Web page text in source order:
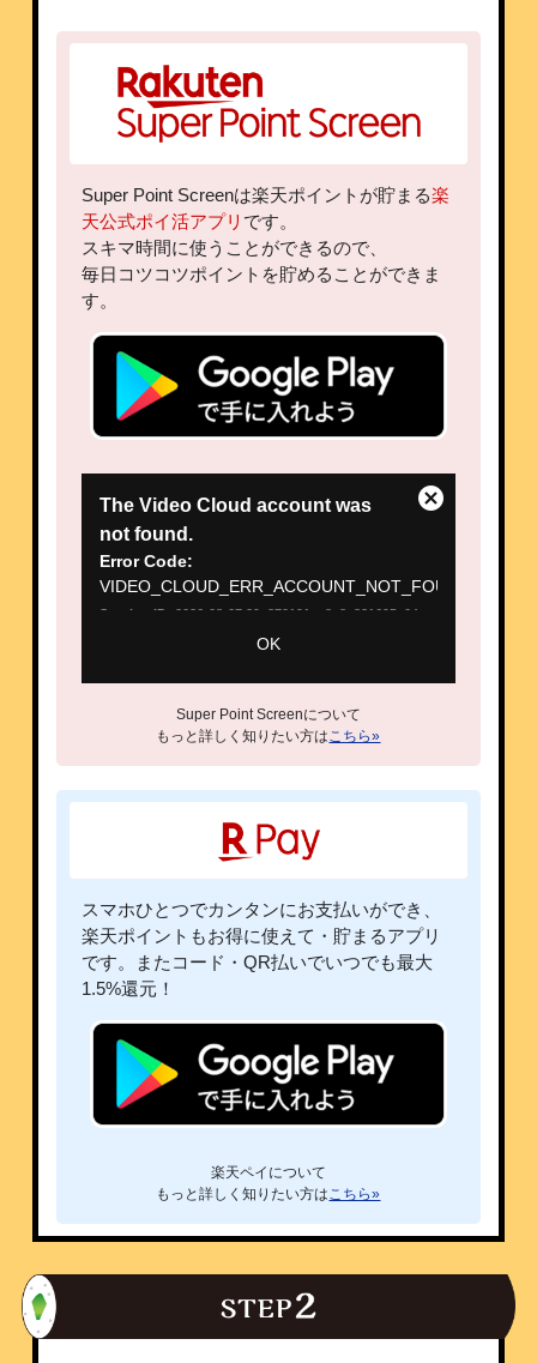
Super Point Screenは楽天ポイントが貯まる楽
天公式ポイ活アプリ です。
スキマ時間に使うことができるので、
毎日コツコツポイントを貯めることができま
す。
modal
window.
The Video Cloud account was
not found.
Error Code:
VIDEO_CLOUD_ERR_ACCOUNT_NOT_FOUND
Session ID:
2026-08-07:29e870191ac8e8a831695e04
OK
Close
Super Point Screenについて
もっと詳しく知りたい方はこちら»
スマホひとつでカンタンにお支払いができ、
楽天ポイントもお得に使えて・貯まるアプリ
です。
またコード・QR払いでいつでも最大
1.5%還元！
楽天ペイについて
もっと詳しく知りたい方はこちら»